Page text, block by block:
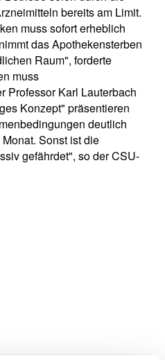
bereits am Limit.
muss sofort erheblich
das Apothekensterben
Raum", forderte
muss
Professor Karl Lauterbach
Konzept" präsentieren
deutlich
Sonst ist die
gefährdet", so der CSU-